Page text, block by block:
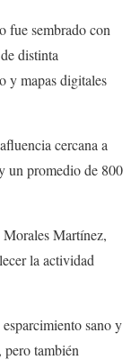
fue sembrado con
distinta
y mapas digitales
cercana a
un promedio de 800
Martínez,
la actividad
sano y
pero también